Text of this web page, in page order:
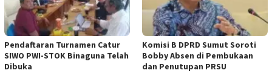
Pendaftaran Turnamen Catur
SIWO PWI-STOK Binaguna Telah
Dibuka
Komisi B DPRD Sumut Soroti
Bobby Absen di Pembukaan
dan Penutupan PRSU